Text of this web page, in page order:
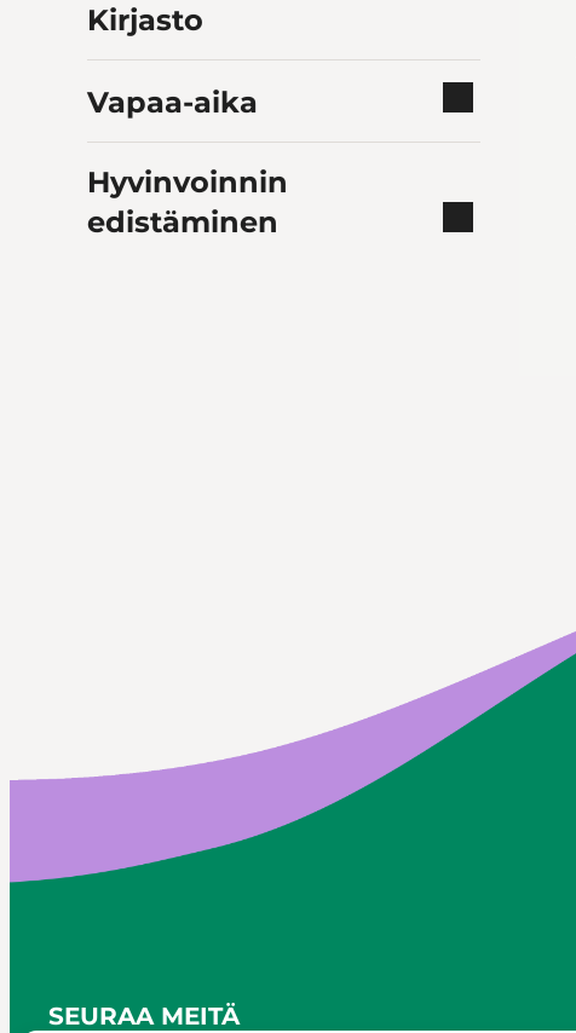
Kirjasto
Vapaa-aika
Hyvinvoinnin
edistäminen
SEURAA MEITÄ